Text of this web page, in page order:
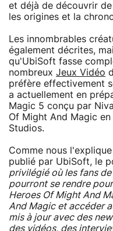
et déjà de découvrir
les origines et la
Les innombrables
également décrites,
qu'UbiSoft fasse
nombreux Jeux Vidéo
préfère effectivement
a actuellement en
Magic 5 conçu par
Of Might And Magic
Studios.
Comme nous
publié par UbiSoft, le
privilégié où les fans
pourront se rendre
Heroes Of Might And
And Magic et accéder
mis à jour avec des
des vidéos, des